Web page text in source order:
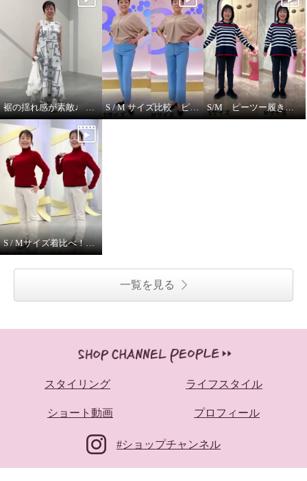
裾の揺れ感が素敵♩ ハヤマブリーズ ワンピース S / M サイズ比較 ピーツー S/M ピーツー履き比べ
S / Mサイズ着比べ！ モカサンジュンコシマダ
一覧を見る
スタイリング ライフスタイル
ショート動画 プロフィール
#ショップチャンネル